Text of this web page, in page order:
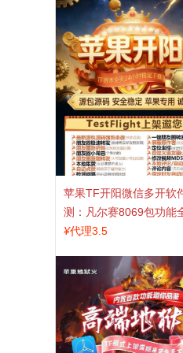
苹果TF开阳微信多开软
测：凡尔赛8069包功能
TestFlight稳定版上架，
¥代理3.5